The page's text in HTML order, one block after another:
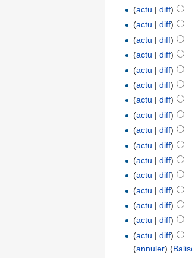
(actu |diff)
(actu |diff)
(actu |diff)
(actu |diff)
(actu |diff)
(actu |diff)
(actu |diff)
(actu |diff)
(actu |diff)
(actu |diff)
(actu |diff)
(actu |diff)
(actu |diff)
(actu |diff)
(actu |diff)
(actu |diff)
(annuler)(